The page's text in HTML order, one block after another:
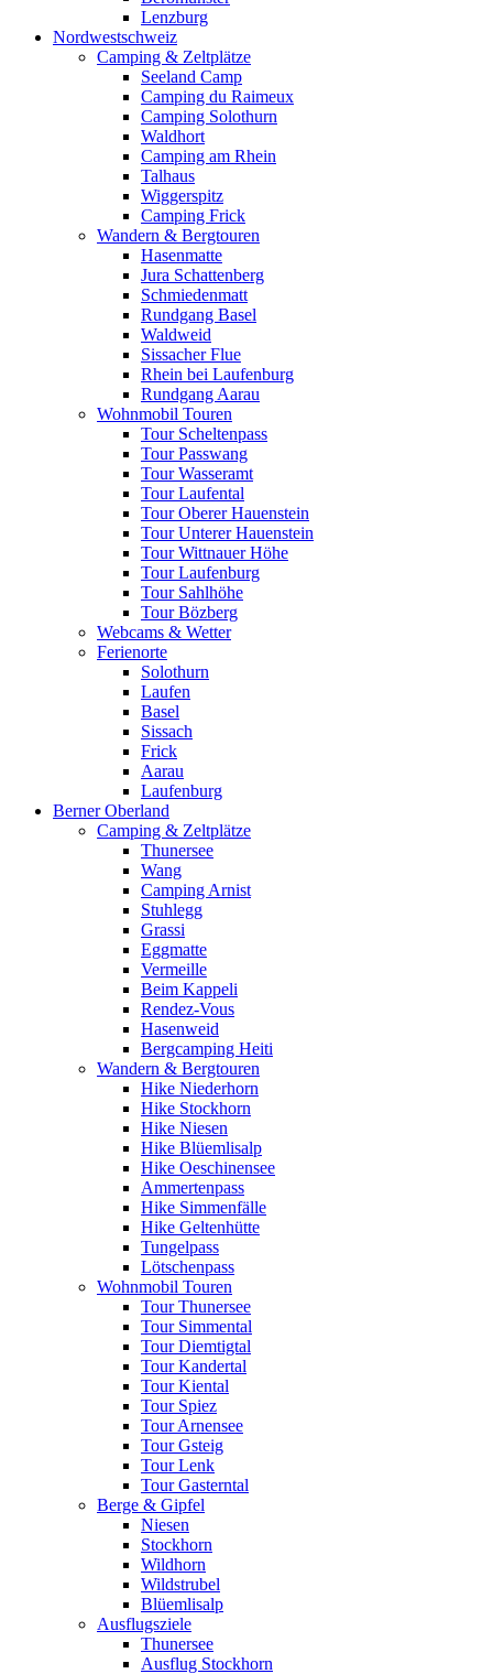
Lenzburg
Nordwestschweiz
Camping & Zeltplätze
Seeland Camp
Camping du Raimeux
Camping Solothurn
Waldhort
Camping am Rhein
Talhaus
Wiggerspitz
Camping Frick
Wandern & Bergtouren
Hasenmatte
Jura Schattenberg
Schmiedenmatt
Rundgang Basel
Waldweid
Sissacher Flue
Rhein bei Laufenburg
Rundgang Aarau
Wohnmobil Touren
Tour Scheltenpass
Tour Passwang
Tour Wasseramt
Tour Laufental
Tour Oberer Hauenstein
Tour Unterer Hauenstein
Tour Wittnauer Höhe
Tour Laufenburg
Tour Sahlhöhe
Tour Bözberg
Webcams & Wetter
Ferienorte
Solothurn
Laufen
Basel
Sissach
Frick
Aarau
Laufenburg
Berner Oberland
Camping & Zeltplätze
Thunersee
Wang
Camping Arnist
Stuhlegg
Grassi
Eggmatte
Vermeille
Beim Kappeli
Rendez-Vous
Hasenweid
Bergcamping Heiti
Wandern & Bergtouren
Hike Niederhorn
Hike Stockhorn
Hike Niesen
Hike Blüemlisalp
Hike Oeschinensee
Ammertenpass
Hike Simmenfälle
Hike Geltenhütte
Tungelpass
Lötschenpass
Wohnmobil Touren
Tour Thunersee
Tour Simmental
Tour Diemtigtal
Tour Kandertal
Tour Kiental
Tour Spiez
Tour Arnensee
Tour Gsteig
Tour Lenk
Tour Gasterntal
Berge & Gipfel
Niesen
Stockhorn
Wildhorn
Wildstrubel
Blüemlisalp
Ausflugsziele
Thunersee
Ausflug Stockhorn